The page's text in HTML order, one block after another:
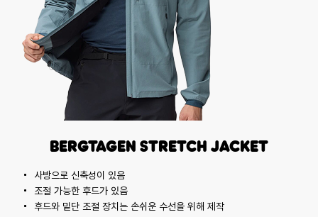
Bergtagen Stretch Jacket
사방으로 신축성이 있음
조절 가능한 후드가 있음
후드와 밑단 조절 장치는 손쉬운 수선을 위해 제작